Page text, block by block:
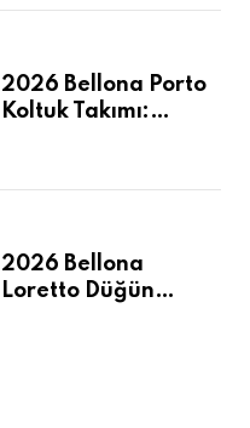
Tanımı
2026 Bellona Porto
Koltuk Takımı:
2026 Bellona
Loretto Düğün